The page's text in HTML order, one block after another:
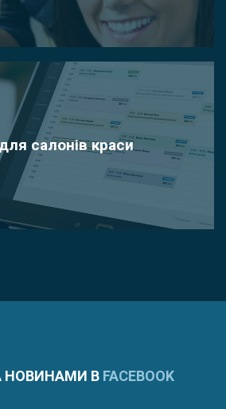
салонів краси
НОВИНАМИ В FACEBOOK